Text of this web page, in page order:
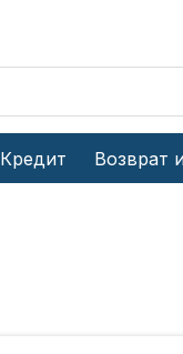
Кредит Возврат